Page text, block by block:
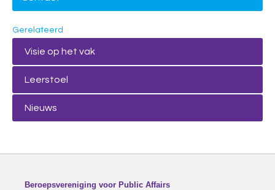
Gerelateerd
Visie op het vak
Leerstoel
Nieuws
Beroepsvereniging voor Public Affairs